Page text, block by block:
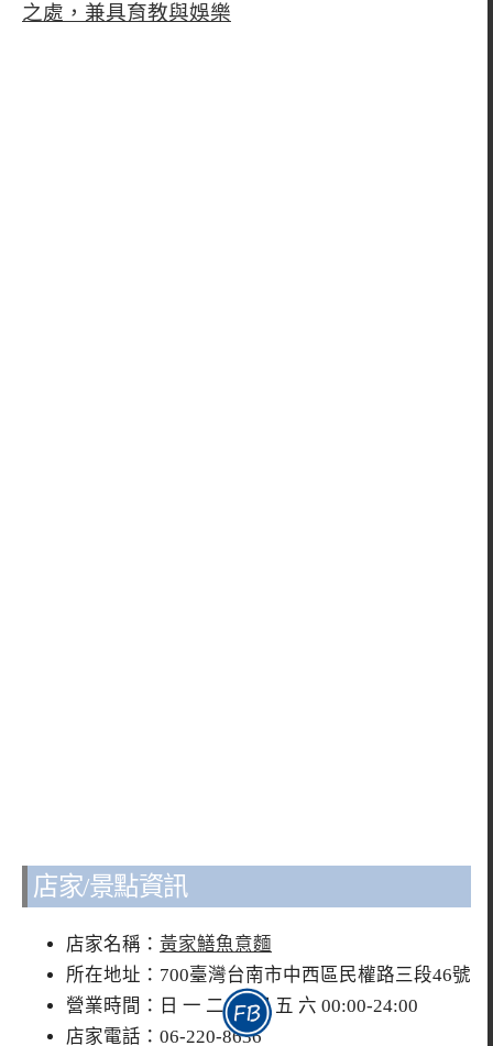
之處，兼具育教與娛樂
店家/景點資訊
店家名稱： 黃家鱔魚意麵
所在地址：700臺灣台南市中西區民權路三段46號
營業時間：日 一 二 三 四 五 六 00:00-24:00
店家電話：06-220-8636